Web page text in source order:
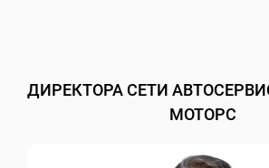
ДИРЕКТОРА СЕТИ
МОТОРС